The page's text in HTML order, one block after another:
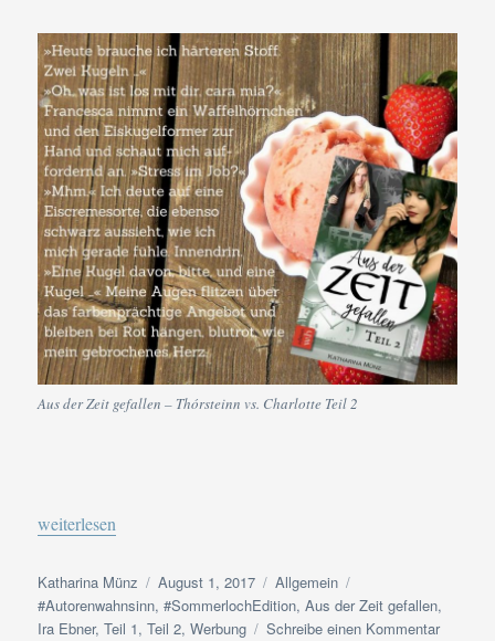
Aus der Zeit gefallen – Thórsteinn vs. Charlotte Teil 2
„#Autorenwahnsinn #SommerlochEdition Tag 1 | Woran ich
weiterlesen
Autor
Katharina Münz
Veröffentlicht
am
August 1, 2017 Kategorien
Allgemein
#Autorenwahnsinn,#SommerlochEdition,Aus der Zeit gefallen,
Ira Ebner,Teil 1,Teil 2,Werbung Schreibe einen Kommentarzu